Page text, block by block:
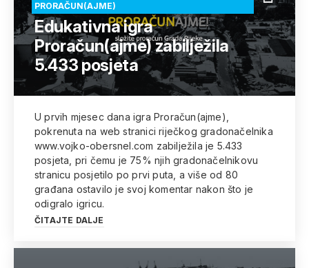
PRORAČUN(AJME)
Edukativna igra
Proračun(ajme) zabilježila
5.433 posjeta
U prvih mjesec dana igra Proračun(ajme),
pokrenuta na web stranici riječkog gradonačelnika
www.vojko-obersnel.com zabilježila je 5.433
posjeta, pri čemu je 75% njih gradonačelnikovu
stranicu posjetilo po prvi puta, a više od 80
građana ostavilo je svoj komentar nakon što je
odigralo igricu.
ČITAJTE DALJE